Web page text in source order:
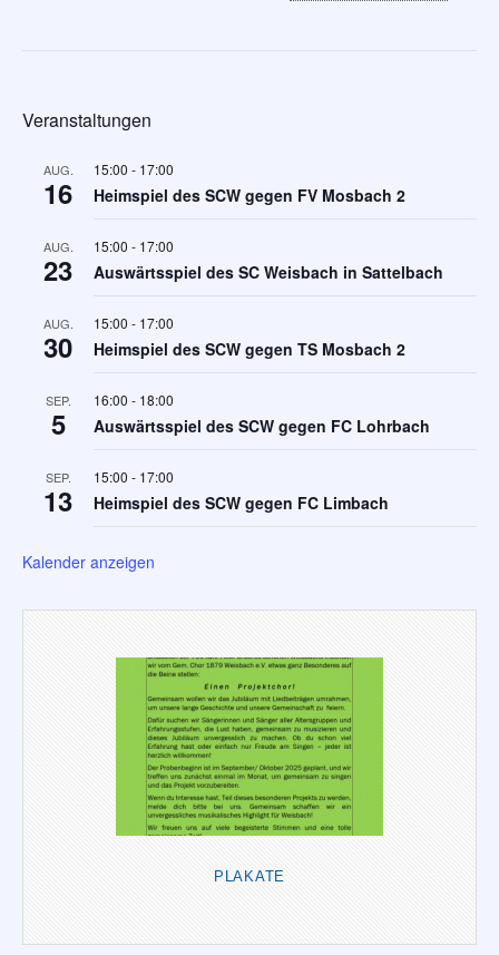
Veranstaltungen
AUG.
16
15:00 - 17:00
Heimspiel des SCW gegen FV Mosbach 2
AUG.
23
15:00 - 17:00
Auswärtsspiel des SC Weisbach in Sattelbach
AUG.
30
15:00 - 17:00
Heimspiel des SCW gegen TS Mosbach 2
SEP.
5
16:00 - 18:00
Auswärtsspiel des SCW gegen FC Lohrbach
SEP.
13
15:00 - 17:00
Heimspiel des SCW gegen FC Limbach
Kalender anzeigen
PLAKATE